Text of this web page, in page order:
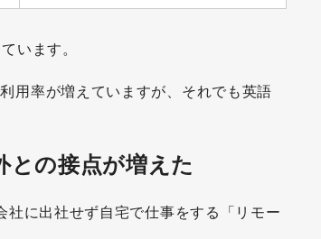
います。
用率が増えていますが、それでも英語
との接点が増えた
に出社せず自宅で仕事をする「リモー